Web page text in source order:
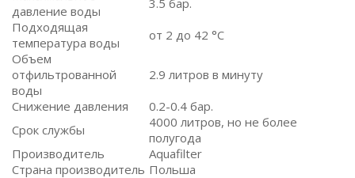
давление воды
3.5 бар.
Подходящая
температура воды
от 2 до 42 °C
Объем
отфильтрованной
воды
2.9 литров в минуту
Снижение давления
0.2-0.4 бар.
Срок службы
4000 литров, но не более
полугода
Производитель
Aquafilter
Страна производитель Польша